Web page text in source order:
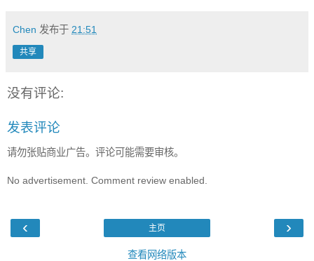
Chen 发布于 21:51
共享
没有评论:
发表评论
请勿张贴商业广告。评论可能需要审核。
No advertisement. Comment review enabled.
‹ ›
主页
查看网络版本